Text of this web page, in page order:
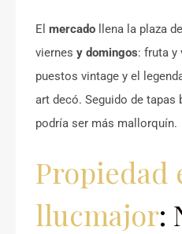
El mercado llena la plaza
viernes y domingos: fruta y
puestos vintage y el
art decó. Seguido de tapas
podría ser más mallorquín.
Propiedad
llucmajor: